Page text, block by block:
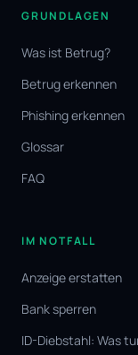
GRUNDLAGEN
Was ist Betrug?
Betrug erkennen
Phishing erkennen
Glossar
FAQ
IM NOTFALL
Anzeige erstatten
Bank sperren
ID-Diebstahl: Was